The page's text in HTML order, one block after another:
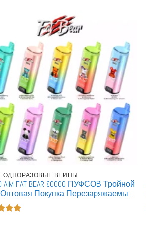
ОДНОРАЗОВЫЕ ВЕЙПЫ
AIM FAT BEAR 80000 ПУФСОВ Тройной
Оптовая Покупка Перезаряжаемые
Вейпы Оптом